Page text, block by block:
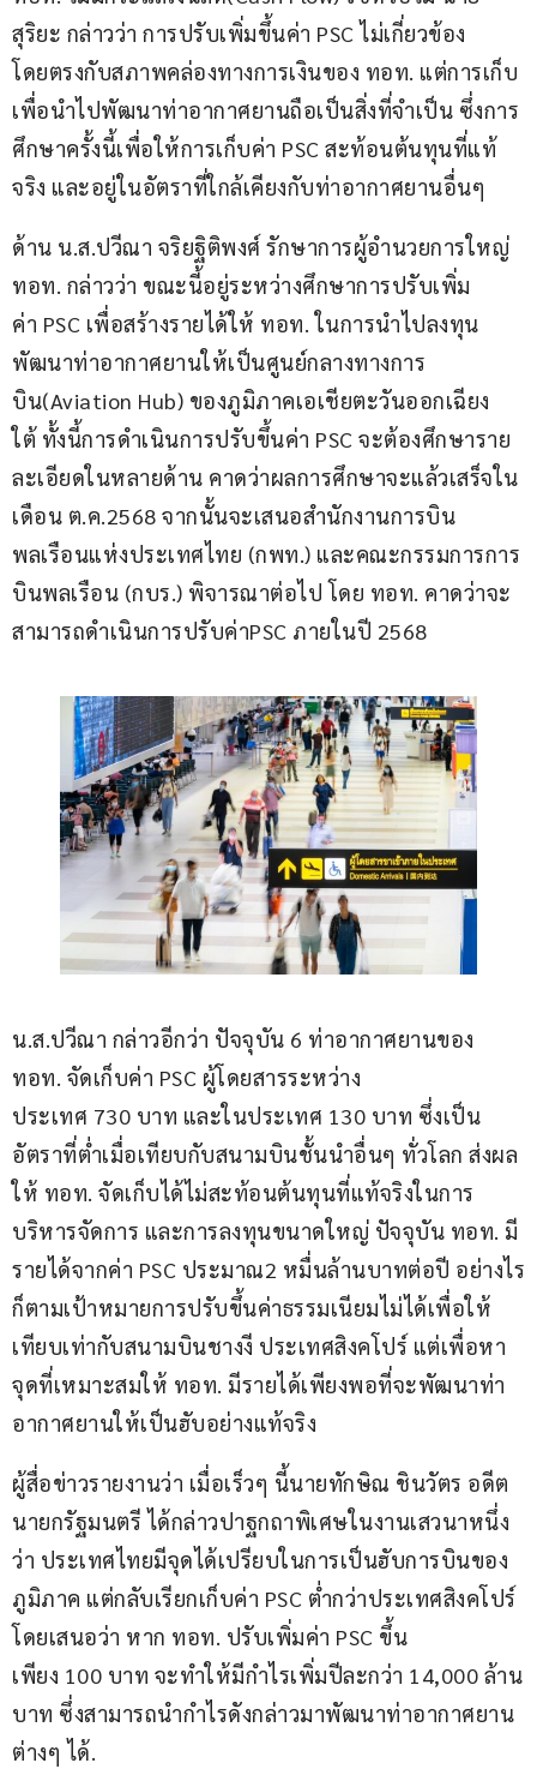
สุริยะ กล่าวว่า การปรับเพิ่มขึ้นค่า PSC ไม่เกี่ยวข้อง
โดยตรงกับสภาพคล่องทางการเงินของ ทอท. แต่การเก็บ
เพื่อนำไปพัฒนาท่าอากาศยานถือเป็นสิ่งที่จำเป็น ซึ่งการ
ศึกษาครั้งนี้เพื่อให้การเก็บค่า PSC สะท้อนต้นทุนที่แท้
จริง และอยู่ในอัตราที่ใกล้เคียงกับท่าอากาศยานอื่นๆ
ด้าน น.ส.ปวีณา จริยฐิติพงศ์ รักษาการผู้อำนวยการใหญ่
ทอท. กล่าวว่า ขณะนี้อยู่ระหว่างศึกษาการปรับเพิ่ม
ค่า PSC เพื่อสร้างรายได้ให้ ทอท. ในการนำไปลงทุน
พัฒนาท่าอากาศยานให้เป็นศูนย์กลางทางการ
บิน(Aviation Hub) ของภูมิภาคเอเชียตะวันออกเฉียง
ใต้ ทั้งนี้การดำเนินการปรับขึ้นค่า PSC จะต้องศึกษาราย
ละเอียดในหลายด้าน คาดว่าผลการศึกษาจะแล้วเสร็จใน
เดือน ต.ค.2568 จากนั้นจะเสนอสำนักงานการบิน
พลเรือนแห่งประเทศไทย (กพท.) และคณะกรรมการการ
บินพลเรือน (กบร.) พิจารณาต่อไป โดย ทอท. คาดว่าจะ
สามารถดำเนินการปรับค่าPSC ภายในปี 2568
น.ส.ปวีณา กล่าวอีกว่า ปัจจุบัน 6 ท่าอากาศยานของ
ทอท. จัดเก็บค่า PSC ผู้โดยสารระหว่าง
ประเทศ 730 บาท และในประเทศ 130 บาท ซึ่งเป็น
อัตราที่ต่ำเมื่อเทียบกับสนามบินชั้นนำอื่นๆ ทั่วโลก ส่งผล
ให้ ทอท. จัดเก็บได้ไม่สะท้อนต้นทุนที่แท้จริงในการ
บริหารจัดการ และการลงทุนขนาดใหญ่ ปัจจุบัน ทอท. มี
รายได้จากค่า PSC ประมาณ2 หมื่นล้านบาทต่อปี อย่างไร
ก็ตามเป้าหมายการปรับขึ้นค่าธรรมเนียมไม่ได้เพื่อให้
เทียบเท่ากับสนามบินชางงี ประเทศสิงคโปร์ แต่เพื่อหา
จุดที่เหมาะสมให้ ทอท. มีรายได้เพียงพอที่จะพัฒนาท่า
อากาศยานให้เป็นฮับอย่างแท้จริง
ผู้สื่อข่าวรายงานว่า เมื่อเร็วๆ นี้นายทักษิณ ชินวัตร อดีต
นายกรัฐมนตรี ได้กล่าวปาฐกถาพิเศษในงานเสวนาหนึ่ง
ว่า ประเทศไทยมีจุดได้เปรียบในการเป็นฮับการบินของ
ภูมิภาค แต่กลับเรียกเก็บค่า PSC ต่ำกว่าประเทศสิงคโปร์
โดยเสนอว่า หาก ทอท. ปรับเพิ่มค่า PSC ขึ้น
เพียง 100 บาท จะทำให้มีกำไรเพิ่มปีละกว่า 14,000 ล้าน
บาท ซึ่งสามารถนำกำไรดังกล่าวมาพัฒนาท่าอากาศยาน
ต่างๆ ได้.